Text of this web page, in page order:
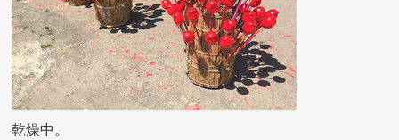
乾燥中。